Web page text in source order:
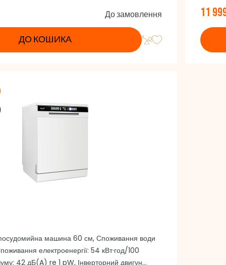
дверцят, Внутрішнє освітлення,
кнопки, Мийне відділення з нержавіючої
Колір: дверцята з нержавіючої сталі/панель
сталі
До замовлення
ДО КОШИКА
камера
11
машина 60 см, Споживання води
електроенергії: 54 кВт·год/100
42 дБ(A) re 1 pW, Інверторний двигун